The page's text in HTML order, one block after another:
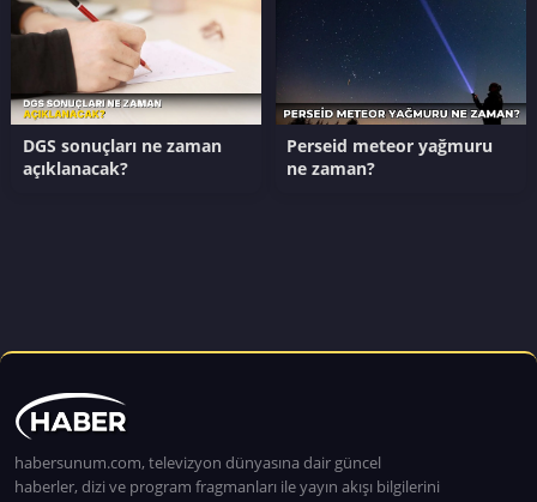
DGS sonuçları ne zaman
açıklanacak?
Perseid meteor yağmuru
ne zaman?
habersunum.com, televizyon dünyasına dair güncel
haberler, dizi ve program fragmanları ile yayın akışı bilgilerini